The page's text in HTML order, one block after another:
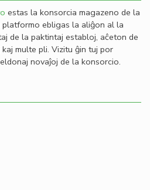
estas la konsorcia magazeno de la
platformo ebligas la aliĝon al la
de la paktintaj establoj, aĉeton de
multe pli. Vizitu ĝin tuj por
novaĵoj de la konsorcio.